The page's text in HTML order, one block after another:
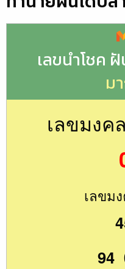
เลขนำโชค
ม
เลขมงค
เลขม
94